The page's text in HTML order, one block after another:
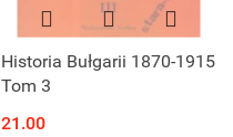
Historia Bułgarii 1870-1915
Tom 3
21.00